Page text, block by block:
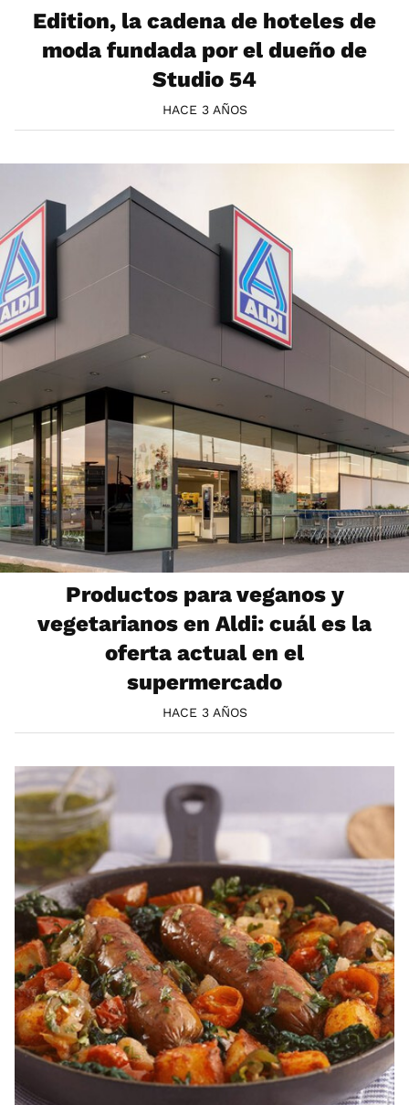
Edition, la cadena de hoteles de
moda fundada por el dueño de
Studio 54
HACE 3 AÑOS
Productos para veganos y
vegetarianos en Aldi: cuál es la
oferta actual en el
supermercado
HACE 3 AÑOS